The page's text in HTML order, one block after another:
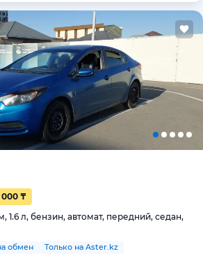
000 ₸
1.6 л, бензин, автомат, передний, седан,
обмен Только на Aster.kz